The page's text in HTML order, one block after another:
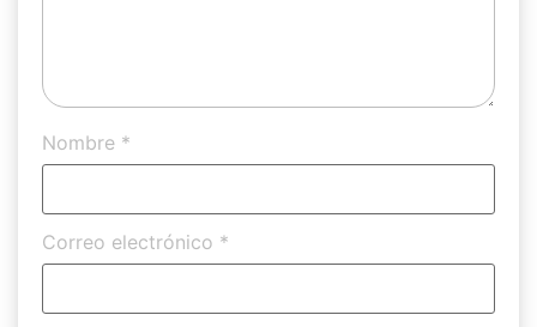
Nombre *
Correo electrónico *